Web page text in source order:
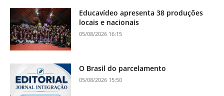
Educavídeo apresenta 38 produções
locais e nacionais
05/08/2026 16:15
O Brasil do parcelamento
05/08/2026 15:50